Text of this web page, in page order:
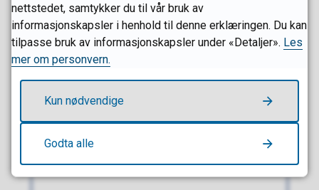
Folkehelseoversikt og
levekårskartlegging 2023
Fortetting Sandefjord
nettstedet, samtykker du til vår bruk av
informasjonskapsler i henhold til denne erklæringen. Du kan
tilpasse bruk av informasjonskapsler under «Detaljer». Les
mer om personvern.
Kun nødvendige
Godta alle